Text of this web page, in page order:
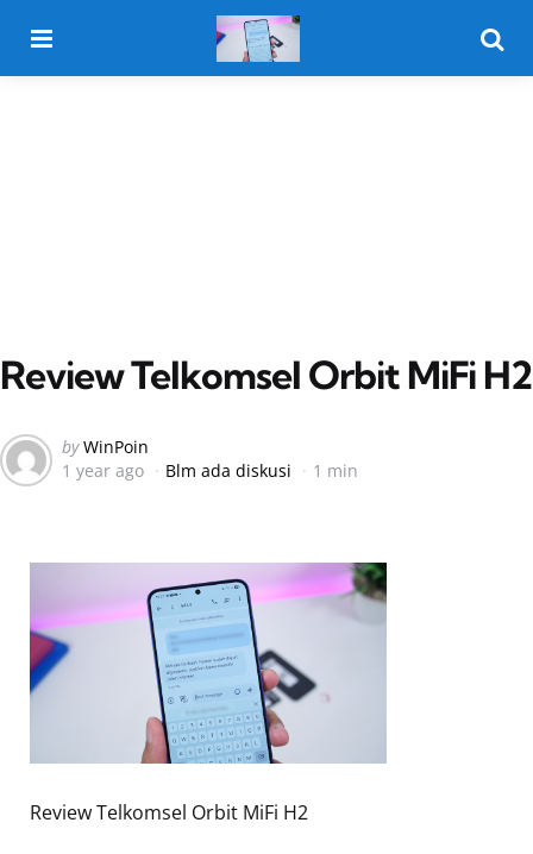
Review Telkomsel Orbit MiFi H2
Posted
by
by WinPoin
1 year ago
Blm ada diskusi 1 min
Review Telkomsel Orbit MiFi H2